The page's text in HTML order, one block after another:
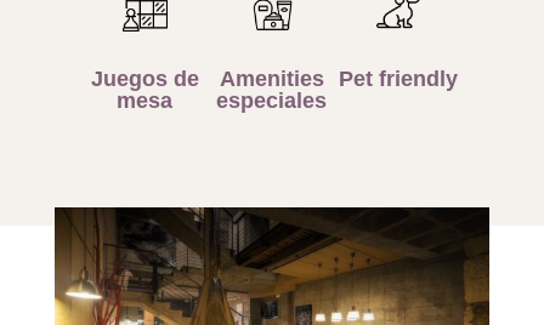
Juegos de
mesa
Amenities
especiales
Pet friendly